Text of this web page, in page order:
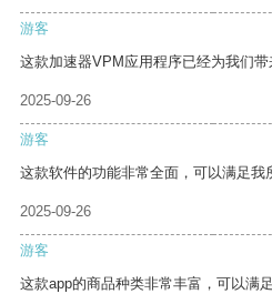
游客
这款加速器VPM应用程序已经为我们带
2025-09-26
游客
这款软件的功能非常全面，可以满足我
2025-09-26
游客
这款app的商品种类非常丰富，可以满